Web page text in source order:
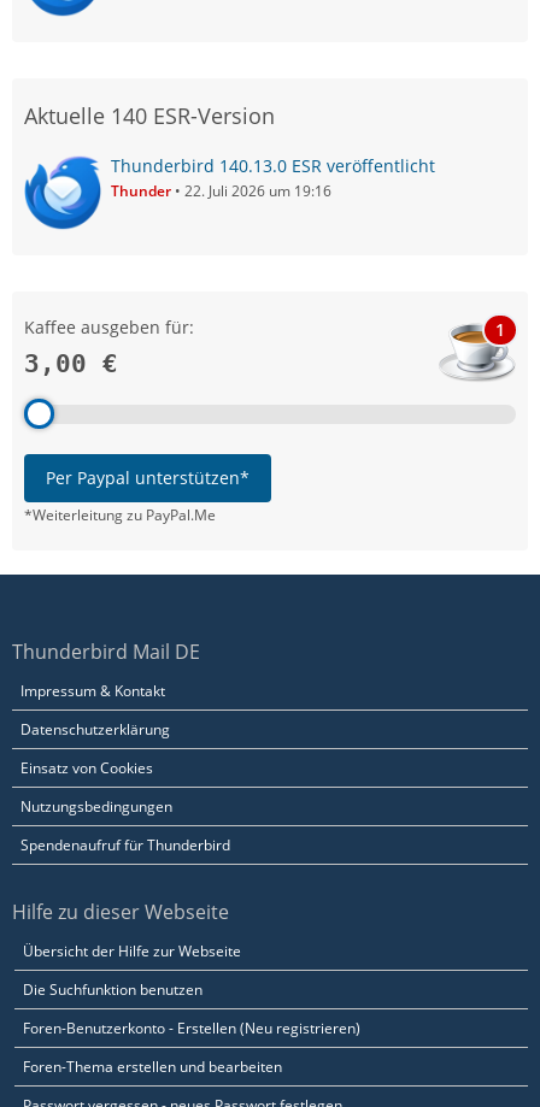
Aktuelle 140 ESR-Version
Thunderbird 140.13.0 ESR veröffentlicht
Thunder 22. Juli 2026 um 19:16
Kaffee ausgeben für:
3,00 €
1
Per Paypal unterstützen*
*Weiterleitung zu PayPal.Me
Thunderbird Mail DE
Impressum & Kontakt
Datenschutzerklärung
Einsatz von Cookies
Nutzungsbedingungen
Spendenaufruf für Thunderbird
Hilfe zu dieser Webseite
Übersicht der Hilfe zur Webseite
Die Suchfunktion benutzen
Foren-Benutzerkonto - Erstellen (Neu registrieren)
Foren-Thema erstellen und bearbeiten